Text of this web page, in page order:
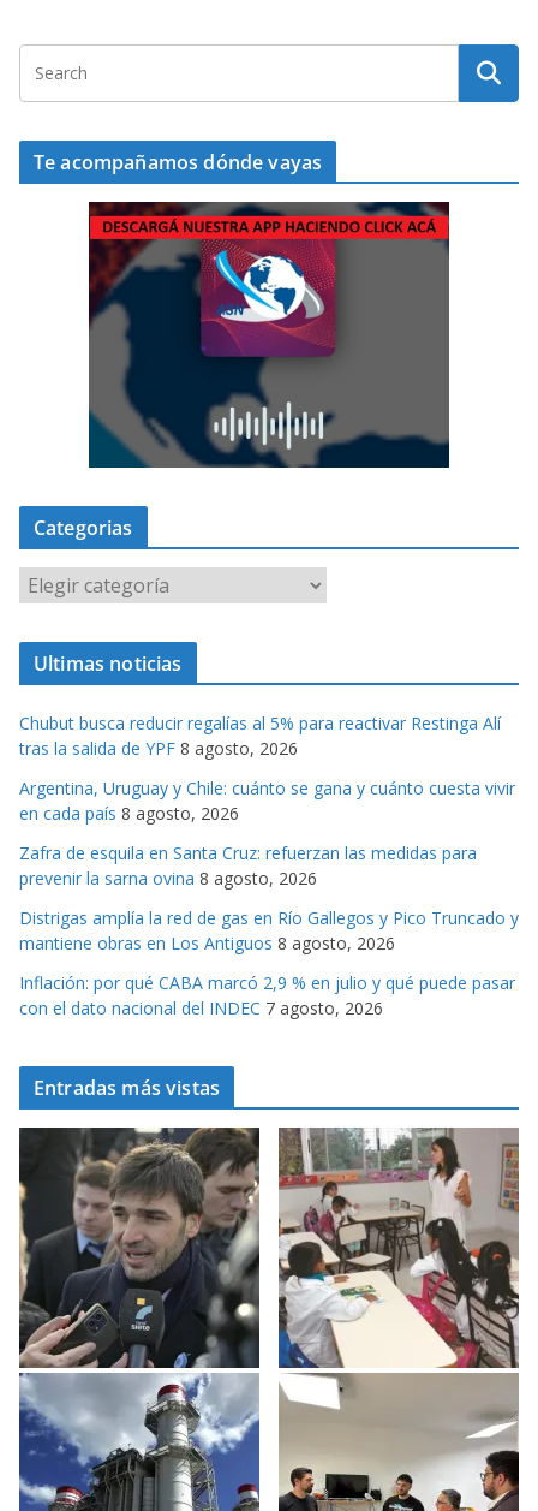
Te acompañamos dónde vayas
Categorias
a
t
o
r
i
a
s
Ultimas noticias
Chubut busca reducir regalías al 5% para reactivar Restinga Alí
tras la salida de YPF 8 agosto, 2026
Argentina, Uruguay y Chile: cuánto se gana y cuánto cuesta vivir
en cada país 8 agosto, 2026
Zafra de esquila en Santa Cruz: refuerzan las medidas para
prevenir la sarna ovina 8 agosto, 2026
Distrigas amplía la red de gas en Río Gallegos y Pico Truncado y
mantiene obras en Los Antiguos 8 agosto, 2026
Inflación: por qué CABA marcó 2,9 % en julio y qué puede pasar
con el dato nacional del INDEC 7 agosto, 2026
Entradas más vistas